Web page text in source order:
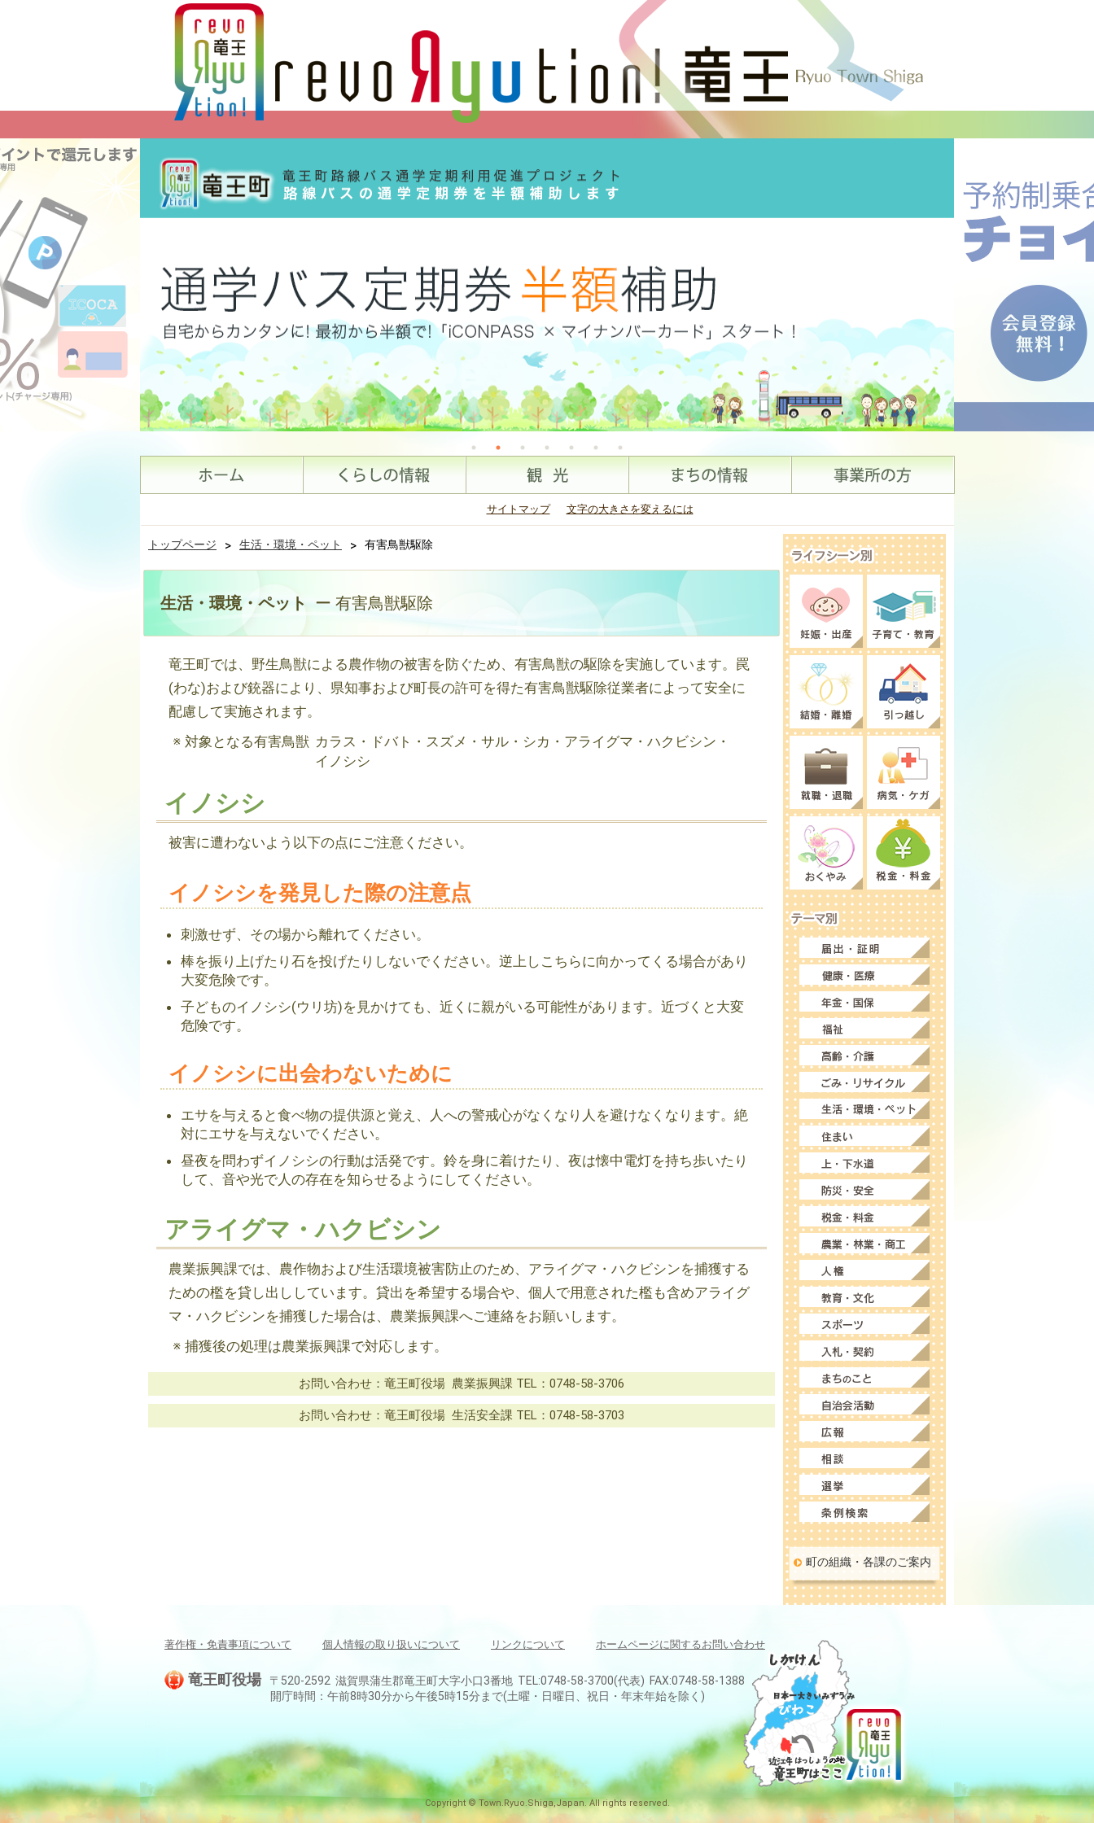
サイトマップ 文字の大きさを変えるには
トップページ > 生活・環境・ペット > 有害鳥獣駆除
生活・環境・ペット ー 有害鳥獣駆除
竜王町では、野生鳥獣による農作物の被害を防ぐため、有害鳥獣の駆除を実施しています。罠
(わな)および銃器により、県知事および町長の許可を得た有害鳥獣駆除従業者によって安全に
配慮して実施されます。
対象となる有害鳥獣 カラス・ドバト・スズメ・サル・シカ・アライグマ・ハクビシン・
イノシシ
イノシシ
被害に遭わないよう以下の点にご注意ください。
イノシシを発見した際の注意点
刺激せず、その場から離れてください。
棒を振り上げたり石を投げたりしないでください。逆上しこちらに向かってくる場合があり
大変危険です。
子どものイノシシ(ウリ坊)を見かけても、近くに親がいる可能性があります。近づくと大変
危険です。
イノシシに出会わないために
エサを与えると食べ物の提供源と覚え、人への警戒心がなくなり人を避けなくなります。絶
対にエサを与えないでください。
昼夜を問わずイノシシの行動は活発です。鈴を身に着けたり、夜は懐中電灯を持ち歩いたり
して、音や光で人の存在を知らせるようにしてください。
アライグマ・ハクビシン
農業振興課では、農作物および生活環境被害防止のため、アライグマ・ハクビシンを捕獲する
ための檻を貸し出ししています。貸出を希望する場合や、個人で用意された檻も含めアライグ
マ・ハクビシンを捕獲した場合は、農業振興課へご連絡をお願いします。
捕獲後の処理は農業振興課で対応します。
お問い合わせ：竜王町役場 農業振興課 TEL：0748-58-3706
お問い合わせ：竜王町役場 生活安全課 TEL：0748-58-3703
町の組織・各課のご案内
著作権・免責事項について 個人情報の取り扱いについて リンクについて ホームページに関するお問い合わせ
竜王町役場
〒520-2592 滋賀県蒲生郡竜王町大字小口3番地 TEL:0748-58-3700(代表) FAX:0748-58-1388
開庁時間：午前8時30分から午後5時15分まで(土曜・日曜日、祝日・年末年始を除く)
Copyright © Town.Ryuo.Shiga,Japan. All rights reserved.